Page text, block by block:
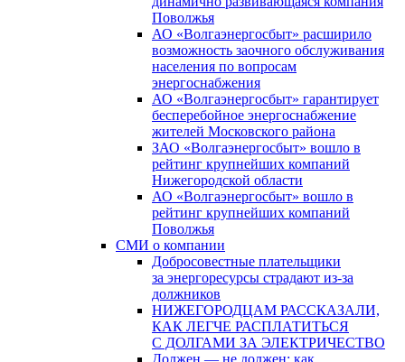
Поволжья
АО «Волгаэнергосбыт» расширило
возможность заочного обслуживания
населения по вопросам
энергоснабжения
АО «Волгаэнергосбыт» гарантирует
бесперебойное энергоснабжение
жителей Московского района
ЗАО «Волгаэнергосбыт» вошло в
рейтинг крупнейших компаний
Нижегородской области
АО «Волгаэнергосбыт» вошло в
рейтинг крупнейших компаний
Поволжья
СМИ о компании
Добросовестные плательщики
за энергоресурсы страдают из-за
должников
НИЖЕГОРОДЦАМ РАССКАЗАЛИ,
КАК ЛЕГЧЕ РАСПЛАТИТЬСЯ
С ДОЛГАМИ ЗА ЭЛЕКТРИЧЕСТВО